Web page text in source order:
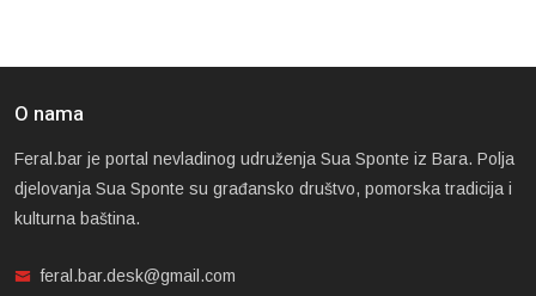
O nama
Feral.bar je portal nevladinog udruženja Sua Sponte iz Bara. Polja
djelovanja Sua Sponte su građansko društvo, pomorska tradicija i
kulturna baština.
feral.bar.desk@gmail.com